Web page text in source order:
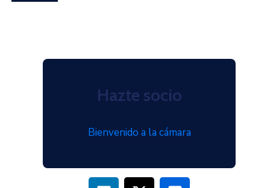
Hazte socio
Bienvenido a la cámara